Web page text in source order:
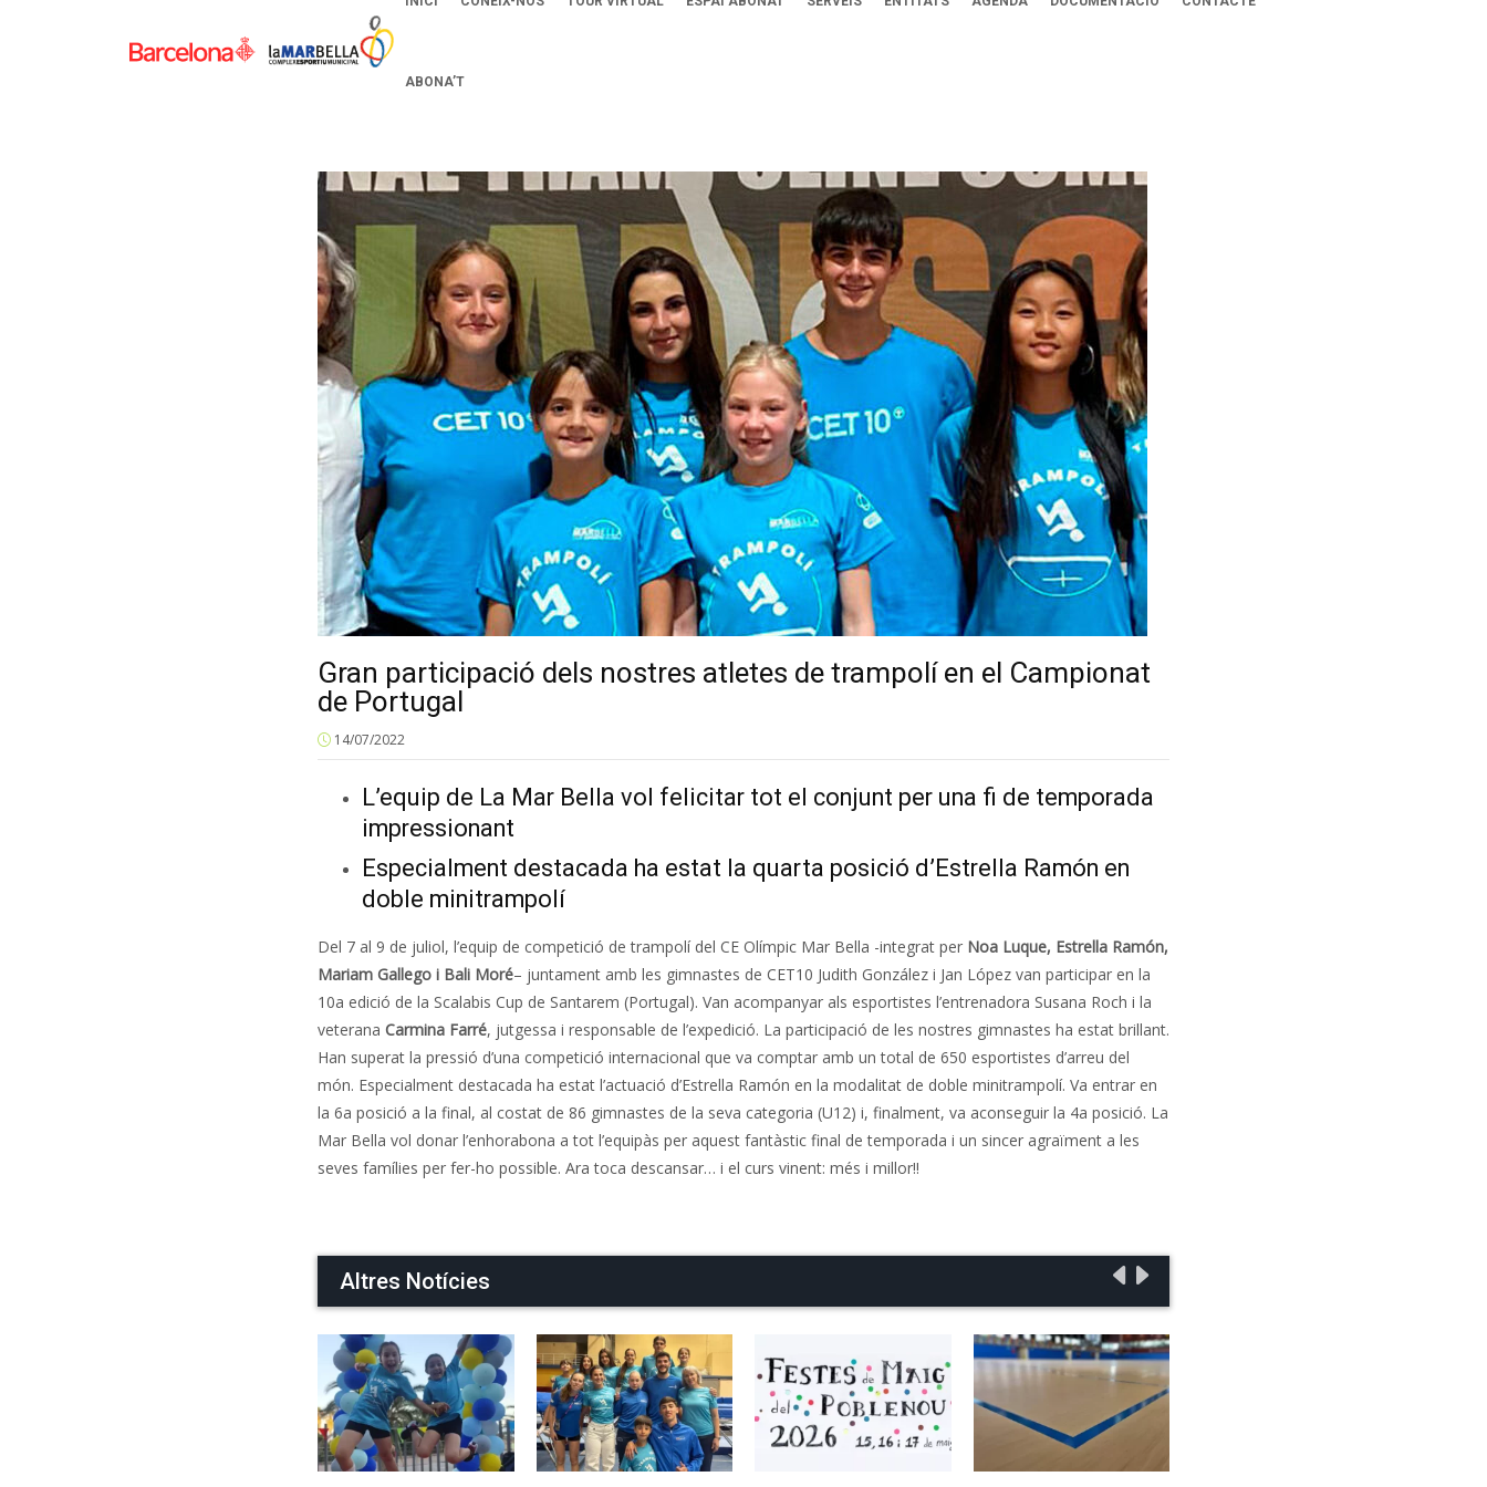
ABONA’T
Gran participació dels nostres atletes de trampolí en el Campionat
de Portugal
14/07/2022
L’equip de La Mar Bella vol felicitar tot el conjunt per una fi de temporada
impressionant
Especialment destacada ha estat la quarta posició d’Estrella Ramón en
doble minitrampolí
Del 7 al 9 de juliol, l’equip de competició de trampolí del CE Olímpic Mar Bella -integrat per Noa Luque, Estrella Ramón,
Mariam Gallego i Bali Moré– juntament amb les gimnastes de CET10 Judith González i Jan López van participar en la
10a edició de la Scalabis Cup de Santarem (Portugal). Van acompanyar als esportistes l’entrenadora Susana Roch i la
veterana Carmina Farré, jutgessa i responsable de l’expedició. La participació de les nostres gimnastes ha estat brillant.
Han superat la pressió d’una competició internacional que va comptar amb un total de 650 esportistes d’arreu del
món. Especialment destacada ha estat l’actuació d’Estrella Ramón en la modalitat de doble minitrampolí. Va entrar en
la 6a posició a la final, al costat de 86 gimnastes de la seva categoria (U12) i, finalment, va aconseguir la 4a posició. La
Mar Bella vol donar l’enhorabona a tot l’equipàs per aquest fantàstic final de temporada i un sincer agraïment a les
seves famílies per fer-ho possible. Ara toca descansar… i el curs vinent: més i millor!!
Altres Notícies